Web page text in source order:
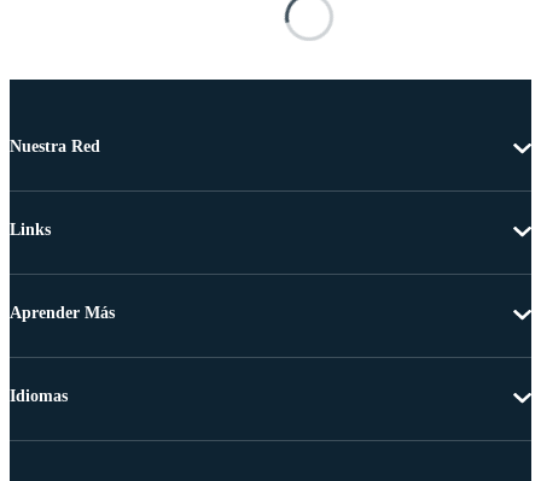
Nuestra Red
Links
Aprender Más
Idiomas